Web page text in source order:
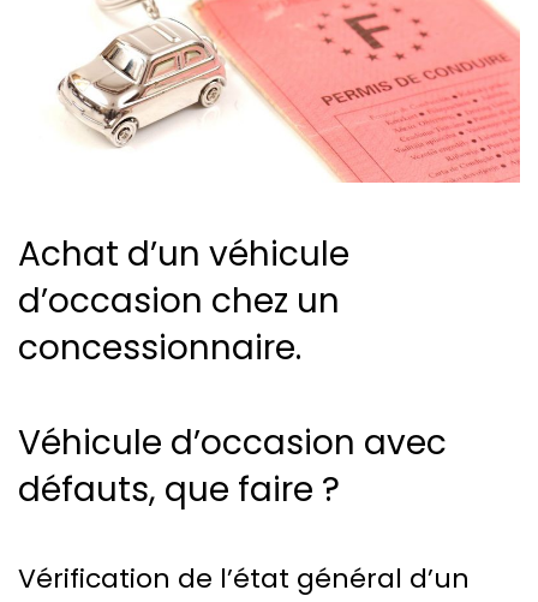
Achat d’un véhicule
d’occasion chez un
concessionnaire.
Véhicule d’occasion avec
défauts, que faire ?
Vérification de l’état général d’un